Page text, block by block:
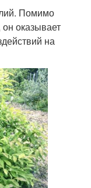
Помимо
оказывает
на